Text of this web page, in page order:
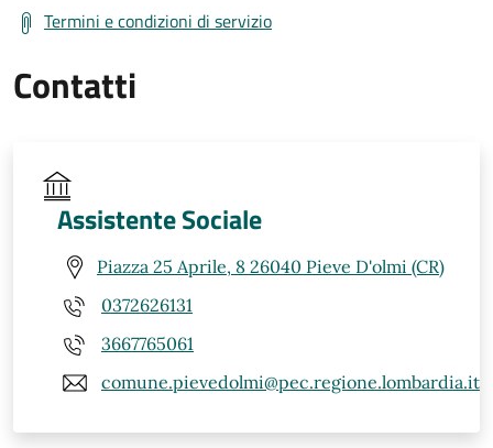
Termini e condizioni di servizio
Contatti
Assistente Sociale
Piazza 25 Aprile, 8 26040 Pieve D'olmi (CR)
0372626131
3667765061
comune.pievedolmi@pec.regione.lombardia.it